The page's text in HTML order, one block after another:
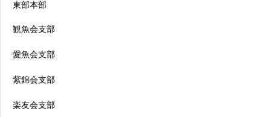
東部本部
観魚会支部
愛魚会支部
紫錦会支部
楽友会支部